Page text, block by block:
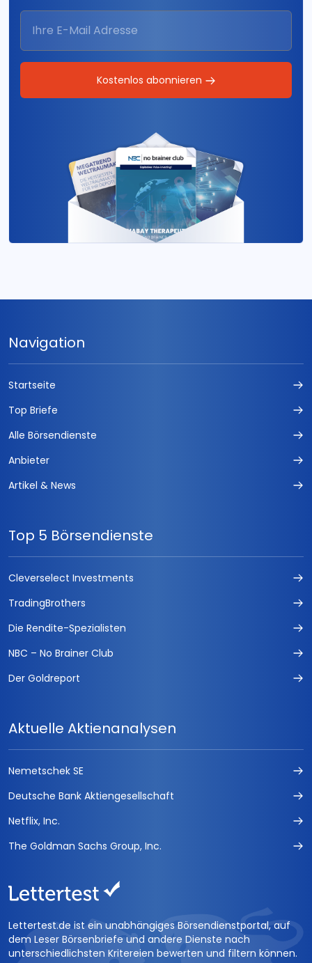
Kostenlos abonnieren
Navigation
Startseite
Top Briefe
Alle Börsendienste
Anbieter
Artikel & News
Top 5 Börsendienste
Cleverselect Investments
TradingBrothers
Die Rendite-Spezialisten
NBC – No Brainer Club
Der Goldreport
Aktuelle Aktienanalysen
Nemetschek SE
Deutsche Bank Aktiengesellschaft
Netflix, Inc.
The Goldman Sachs Group, Inc.
Lettertest.de ist ein unabhängiges Börsendienstportal, auf
dem Leser Börsenbriefe und andere Dienste nach
unterschiedlichsten Kritereien bewerten und filtern können.